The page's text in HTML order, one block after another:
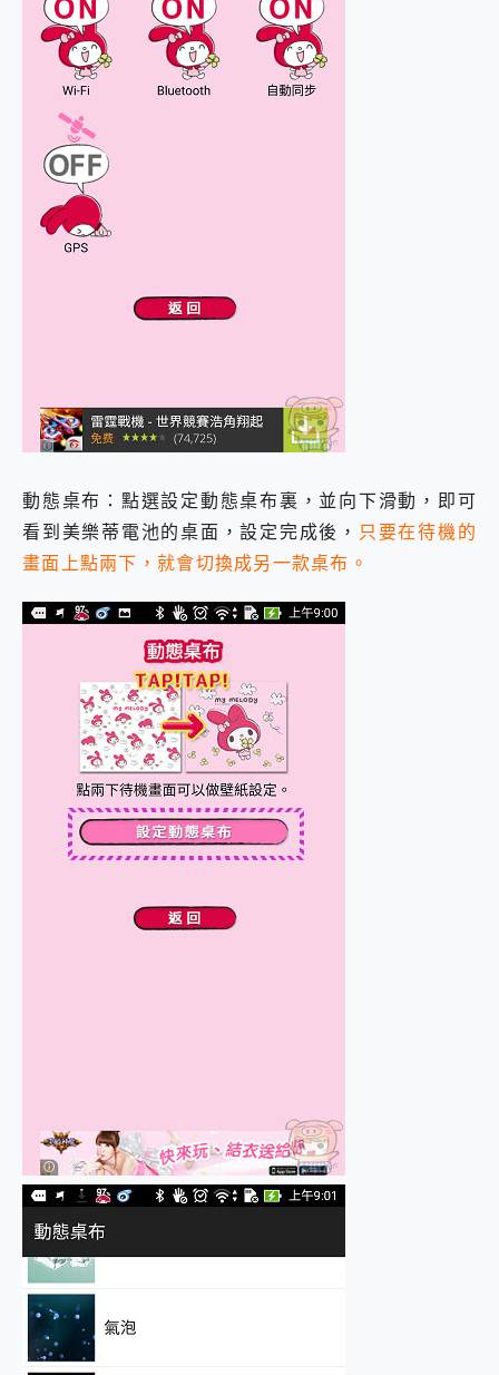
動態桌布：點選設定動態桌布裏，並向下滑動，即可
看到美樂蒂電池的桌面，設定完成後， 只要在待機的
畫面上點兩下，就會切換成另一款桌布。